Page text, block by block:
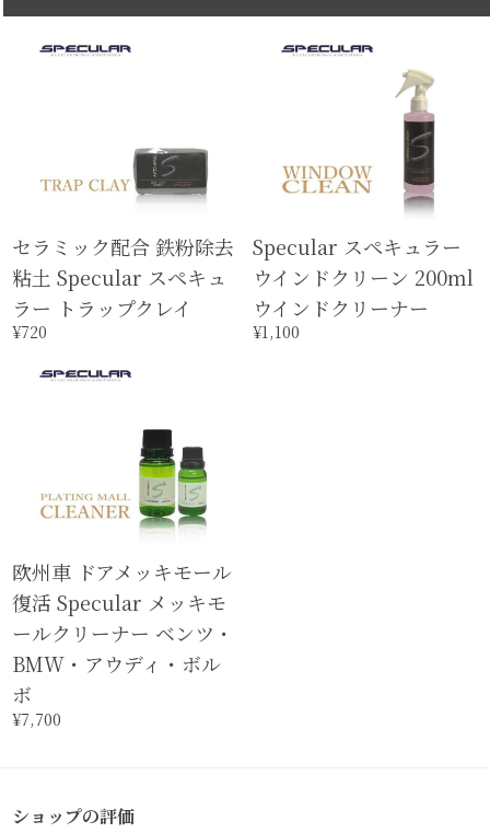
セラミック配合 鉄粉除去
粘土 Specular スペキュ
ラー トラップクレイ
¥720
Specular スペキュラー
ウインドクリーン 200ml
ウインドクリーナー
¥1,100
欧州車 ドアメッキモール
復活 Specular メッキモ
ールクリーナー ベンツ・
BMW・アウディ・ボル
ボ
¥7,700
ショップの評価